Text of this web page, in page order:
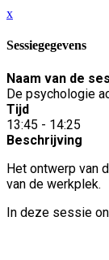
x
Sessiegegevens
Naam van de
De psychologie
Tijd
13:45 - 14:25
Beschrijving
Het ontwerp van
van de werkplek.
In deze sessie